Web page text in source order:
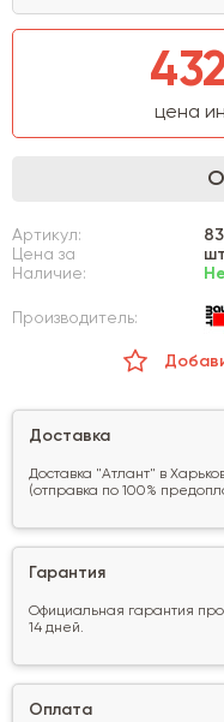
цена
Артикул:
Цена за
шт
Наличие:
Производитель:
Доставка
Доставка "Атлант" в
(отправка по 100%
Гарантия
Официальная гарантия
14 дней.
Оплата